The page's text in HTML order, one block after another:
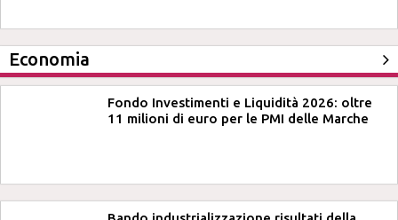
Economia
Fondo Investimenti e Liquidità 2026: oltre
11 milioni di euro per le PMI delle Marche